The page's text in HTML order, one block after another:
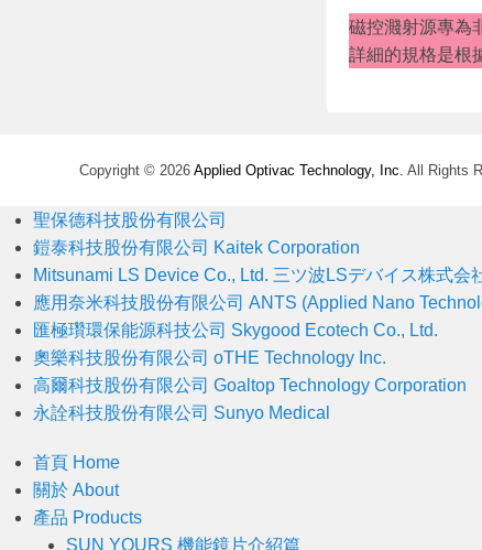
i
s
t
o
磁控濺射源專為
詳細的規格是根
Copyright © 2026 Applied Optivac Technology, Inc. All Rights
聖保德科技股份有限公司
鎧泰科技股份有限公司 Kaitek Corporation
Mitsunami LS Device Co., Ltd. 三ツ波LSデバイス株式会
應用奈米科技股份有限公司 ANTS (Applied Nano
匯極瓚環保能源科技公司 Skygood Ecotech Co., Ltd.
奧樂科技股份有限公司 oTHE Technology Inc.
高爾科技股份有限公司 Goaltop Technology Corporation
永詮科技股份有限公司 Sunyo Medical
首頁 Home
關於 About
產品 Products
SUN YOURS 機能鏡片介紹篇